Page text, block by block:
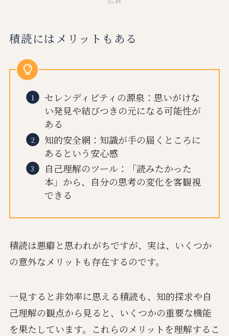
積読にはメリットもある
セレンディピティの源泉：思いがけな
い発見や結びつきの元になる可能性が
ある
知的安全網：知識が手の届くところに
あるという安心感
自己理解のツール：「読みたかった
本」から、自分の思考の変化を客観視
できる
積読は悪癖と思われがちですが、実は、いくつか
の意外なメリットも存在するのです。
一見すると非効率に思える積読も、知的探求や自
己理解の観点から見ると、いくつかの重要な機能
を果たしています。これらのメリットを理解するこ